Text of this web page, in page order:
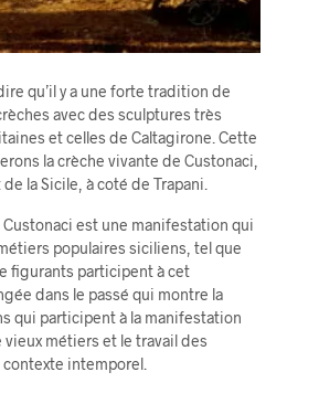
qu’il y a une forte tradition de
avec des sculptures très
et celles de Caltagirone. Cette
la crèche vivante de Custonaci,
la Sicile, à coté de Trapani.
Custonaci est une manifestation qui
populaires siciliens, tel que
figurants participent à cet
dans le passé qui montre la
qui participent à la manifestation
métiers et le travail des
intemporel.